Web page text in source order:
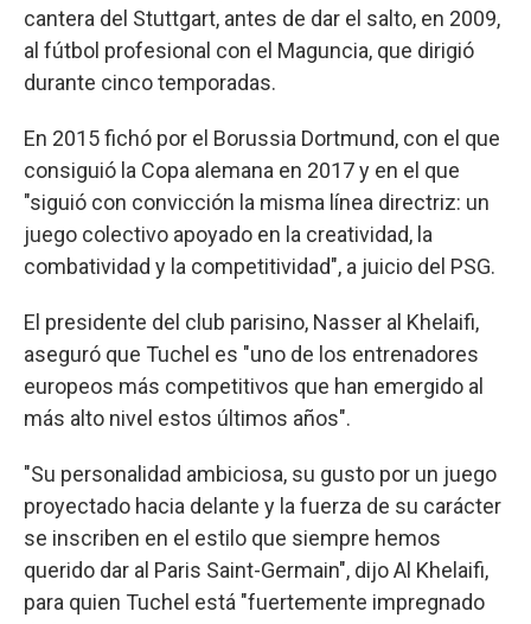
cantera del Stuttgart, antes de dar el salto, en 2009,
al fútbol profesional con el Maguncia, que dirigió
durante cinco temporadas.
En 2015 fichó por el Borussia Dortmund, con el que
consiguió la Copa alemana en 2017 y en el que
"siguió con convicción la misma línea directriz: un
juego colectivo apoyado en la creatividad, la
combatividad y la competitividad", a juicio del PSG.
El presidente del club parisino, Nasser al Khelaifi,
aseguró que Tuchel es "uno de los entrenadores
europeos más competitivos que han emergido al
más alto nivel estos últimos años".
"Su personalidad ambiciosa, su gusto por un juego
proyectado hacia delante y la fuerza de su carácter
se inscriben en el estilo que siempre hemos
querido dar al Paris Saint-Germain", dijo Al Khelaifi,
para quien Tuchel está "fuertemente impregnado